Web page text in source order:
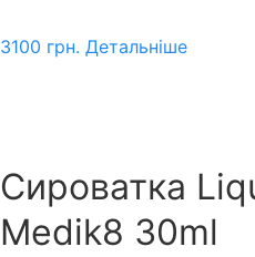
3100 грн. Детальніше
Сироватка
Medik8 30ml